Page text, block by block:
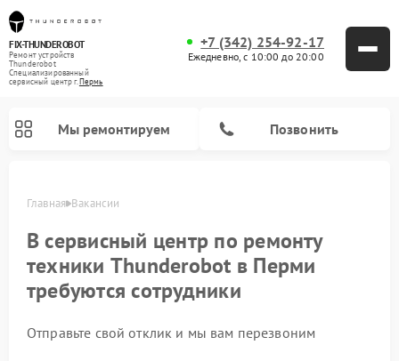
FIX-THUNDEROBOT
Ремонт устройств
Thunderobot
Специализированный
cервисный центр г.Пермь
+7 (342) 254-92-17
Ежедневно, с 10:00 до 20:00
Мы ремонтируем Позвонить
Главная Вакансии
В сервисный центр по ремонту
техники Thunderobot в Перми
требуются сотрудники
Отправьте свой отклик и мы вам перезвоним